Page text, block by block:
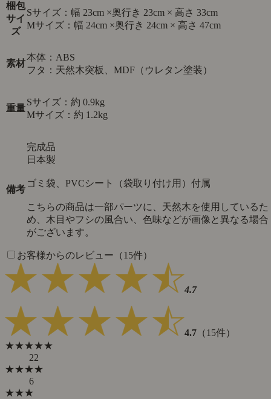
梱包
サイ
ズ
Sサイズ：幅 23cm ×奥行き 23cm × 高さ 33cm
Mサイズ：幅 24cm ×奥行き 24cm × 高さ 47cm
素材
本体：ABS
フタ：天然木突板、MDF（ウレタン塗装）
重量
Sサイズ：約 0.9kg
Mサイズ：約 1.2kg
備考
完成品
日本製
ゴミ袋、PVCシート（袋取り付け用）付属
こちらの商品は一部パーツに、天然木を使用しているた
め、木目やフシの風合い、色味などが画像と異なる場合
がございます。
お客様からのレビュー（15件）
4.7
4.7 （15件）
★★★★★
22
★★★★
6
★★★